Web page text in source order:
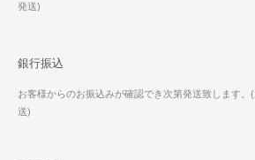
発送)
銀行振込
お客様からのお振込みが確認でき次第発送致します。
送)